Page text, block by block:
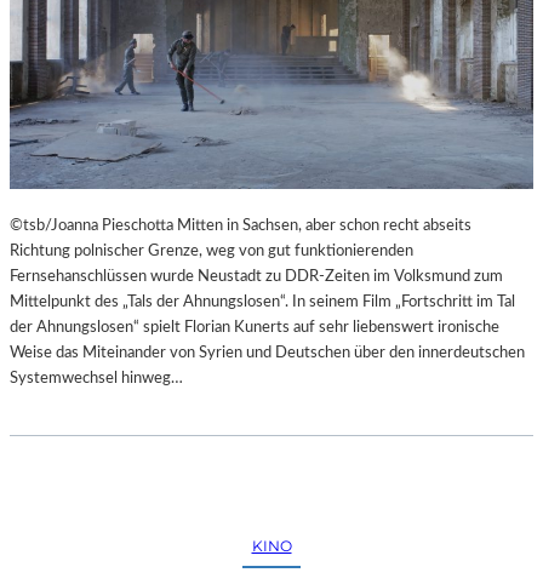
©tsb/Joanna Pieschotta Mitten in Sachsen, aber schon recht abseits
Richtung polnischer Grenze, weg von gut funktionierenden
Fernsehanschlüssen wurde Neustadt zu DDR-Zeiten im Volksmund zum
Mittelpunkt des „Tals der Ahnungslosen“. In seinem Film „Fortschritt im Tal
der Ahnungslosen“ spielt Florian Kunerts auf sehr liebenswert ironische
Weise das Miteinander von Syrien und Deutschen über den innerdeutschen
Systemwechsel hinweg…
KINO